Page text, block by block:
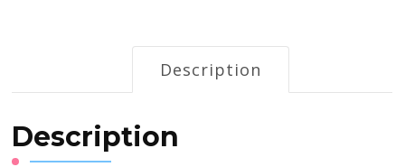
Description
Description